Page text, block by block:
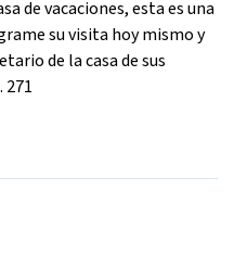
de vacaciones, esta es una
su visita hoy mismo y
de la casa de sus
271